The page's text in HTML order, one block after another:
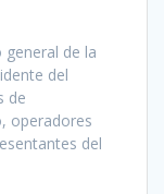
de la
del
de
operadores
del